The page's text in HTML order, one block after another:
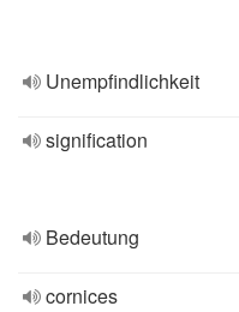
Unempfindlichkeit
signification
Bedeutung
cornices